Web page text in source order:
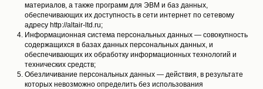
материалов, а также программ для ЭВМ и баз данных,
обеспечивающих их доступность в сети интернет по сетевому
адресу http://altair-ltd.ru;
Информационная система персональных данных — совокупность
содержащихся в базах данных персональных данных, и
обеспечивающих их обработку информационных технологий и
технических средств;
Обезличивание персональных данных — действия, в результате
которых невозможно определить без использования